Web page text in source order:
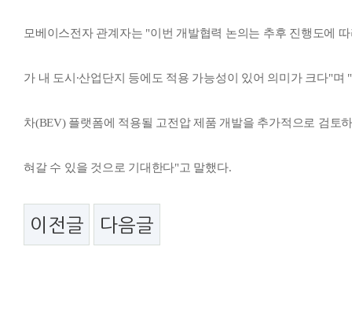
모베이스전자 관계자는 "이번 개발협력 논의는 추후 진행도에
가 내 도시∙산업단지 등에도 적용 가능성이 있어 의미가 크다"며
차(BEV) 플랫폼에 적용될 고전압 제품 개발을 추가적으로 검토
혀갈 수 있을 것으로 기대한다"고 말했다.
이전글 다음글